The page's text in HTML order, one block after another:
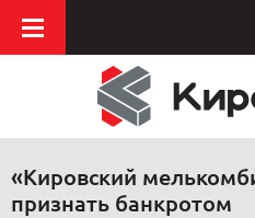
«Кировский
признать банкротом